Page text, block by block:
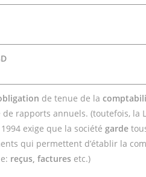
de tenue de la
de rapports annuels. (toutefois, la
1994 exige que la société garde
qui permettent d’établir la
reçus, factures etc.)